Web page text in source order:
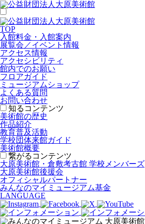
TOP
入館料金・入館案内
展覧会／イベント情報
アクセス情報
アクセシビリティ
館内でのお願い
フロアガイド
ミュージアムショップ
よくある質問
お問い合わせ
知るコンテンツ
美術館の歴史
作品紹介
教育普及活動
学校団体来館ガイド
美術館概要
繋がるコンテンツ
大原美術館・倉敷考古館 学校メンバーズ
大原美術館後援会
オフィシャルパートナー
みんなのマイミュージアム基金
LANGUAGE